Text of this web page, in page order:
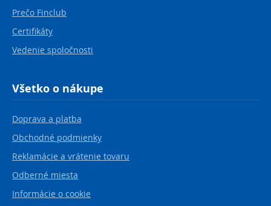
Prečo Finclub
Certifikáty
Vedenie spoločnosti
Všetko o nákupe
Doprava a platba
Obchodné podmienky
Reklamácie a vrátenie tovaru
Odberné miesta
Informácie o cookie